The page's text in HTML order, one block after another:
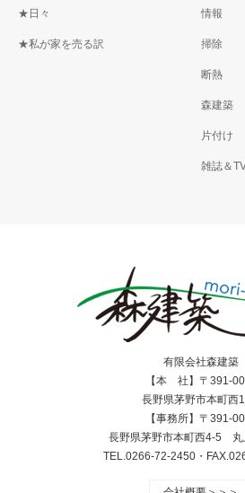
★日々
★私が家を売る訳
情報
掃除
断熱
森建築
片付け
雑誌＆
有限会社森建築
【本 社】〒391-
長野県茅野市本町西
【事務所】〒391-
長野県茅野市本町西4-5 丸
TEL.0266-72-2450・